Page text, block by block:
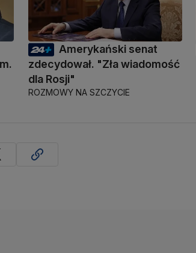
Amerykański senat
zdecydował. "Zła wiadomość
dla Rosji"
ROZMOWY NA SZCZYCIE